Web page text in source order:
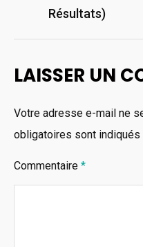
Résultats)
LAISSER UN
Votre adresse e-mail ne
obligatoires sont indiqués
Commentaire *